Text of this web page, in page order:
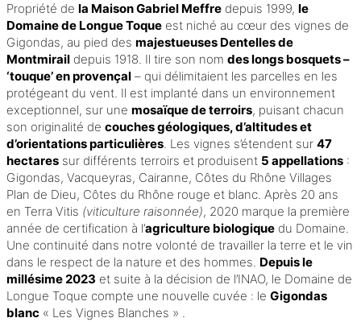
Propriété de la Maison Gabriel Meffre depuis 1999, le
Domaine de Longue Toque est niché au cœur des vignes de
Gigondas, au pied des majestueuses Dentelles de
Montmirail depuis 1918. Il tire son nom des longs bosquets –
‘touque’ en provençal – qui délimitaient les parcelles en les
protégeant du vent. Il est implanté dans un environnement
exceptionnel, sur une mosaïque de terroirs, puisant chacun
son originalité de couches géologiques, d’altitudes et
d’orientations particulières. Les vignes s’étendent sur 47
hectares sur différents terroirs et produisent 5 appellations :
Gigondas, Vacqueyras, Cairanne, Côtes du Rhône Villages
Plan de Dieu, Côtes du Rhône rouge et blanc. Après 20 ans
en Terra Vitis (viticulture raisonnée), 2020 marque la première
année de certification à l’agriculture biologique du Domaine.
Une continuité dans notre volonté de travailler la terre et le vin
dans le respect de la nature et des hommes. Depuis le
millésime 2023 et suite à la décision de l’INAO, le Domaine de
Longue Toque compte une nouvelle cuvée : le Gigondas
blanc « Les Vignes Blanches » .